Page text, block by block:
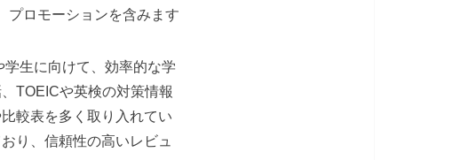
プロモーションを含みます
生に向けて、効率的な学
TOEICや英検の対策情報
較表を多く取り入れてい
り、信頼性の高いレビュ